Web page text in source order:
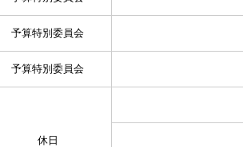
予算特別委員会
予算特別委員会
休日